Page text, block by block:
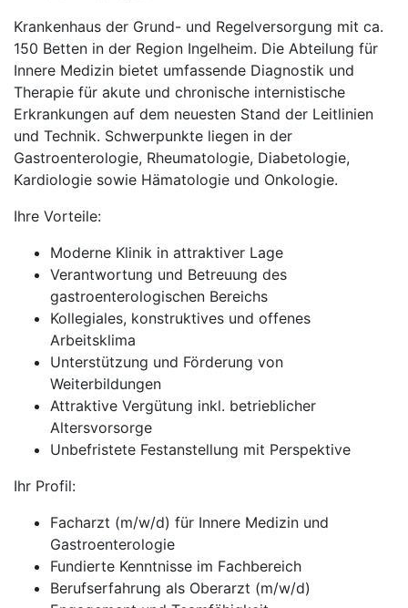
Krankenhaus der Grund- und Regelversorgung mit ca.
150 Betten in der Region Ingelheim. Die Abteilung für
Innere Medizin bietet umfassende Diagnostik und
Therapie für akute und chronische internistische
Erkrankungen auf dem neuesten Stand der Leitlinien
und Technik. Schwerpunkte liegen in der
Gastroenterologie, Rheumatologie, Diabetologie,
Kardiologie sowie Hämatologie und Onkologie.
Ihre Vorteile:
Moderne Klinik in attraktiver Lage
Verantwortung und Betreuung des
gastroenterologischen Bereichs
Kollegiales, konstruktives und offenes
Arbeitsklima
Unterstützung und Förderung von
Weiterbildungen
Attraktive Vergütung inkl. betrieblicher
Altersvorsorge
Unbefristete Festanstellung mit Perspektive
Ihr Profil:
Facharzt (m/w/d) für Innere Medizin und
Gastroenterologie
Fundierte Kenntnisse im Fachbereich
Berufserfahrung als Oberarzt (m/w/d)